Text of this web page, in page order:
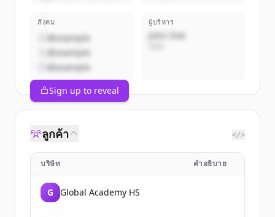
สังคม
@example
@example
@example
ผู้บริหาร
John Doe
Sign up to reveal
ลูกค้า </>
บริษัท คำอธิบาย
G Global Academy HS